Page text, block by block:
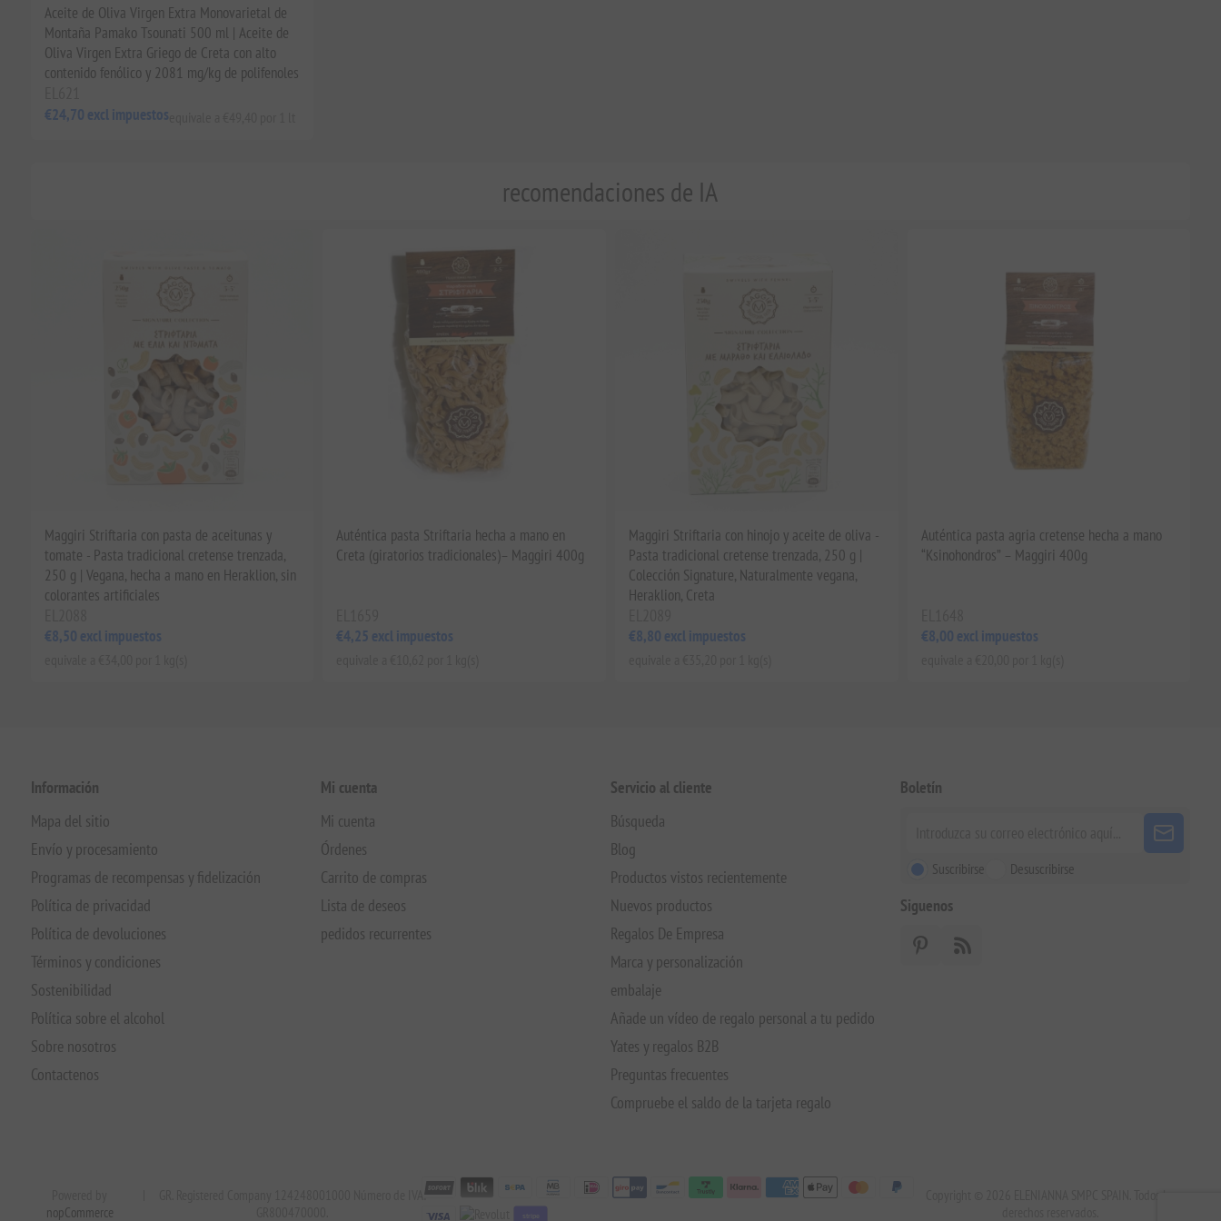
Aceite de Oliva Virgen Extra Monovarietal de
Montaña Pamako Tsounati 500 ml | Aceite de
Oliva Virgen Extra Griego de Creta con alto
contenido fenólico y 2081 mg/kg de polifenoles
€24,70 excl impuestos
recomendaciones de IA
Maggiri Striftaria con pasta de aceitunas y
tomate - Pasta tradicional cretense trenzada,
250 g | Vegana, hecha a mano en Heraklion, sin
colorantes artificiales
€8,50 excl impuestos
Auténtica pasta Striftaria hecha a mano en
Creta (giratorios tradicionales)– Maggiri 400g
€4,25 excl impuestos
Maggiri Striftaria con hinojo y aceite de oliva -
Pasta tradicional cretense trenzada, 250 g |
Colección Signature, Naturalmente vegana,
Heraklion, Creta
€8,80 excl impuestos
Auténtica pasta agria cretense hecha a mano
“Ksinohondros” – Maggiri 400g
€8,00 excl impuestos
Información
Mapa del sitio
Envío y procesamiento
Programas de recompensas y fidelización
Política de privacidad
Política de devoluciones
Términos y condiciones
Sostenibilidad
Política sobre el alcohol
Sobre nosotros
Contactenos
Mi cuenta
Mi cuenta
Órdenes
Carrito de compras
Lista de deseos
pedidos recurrentes
Servicio al cliente
Búsqueda
Blog
Productos vistos recientemente
Nuevos productos
Regalos De Empresa
Marca y personalización
embalaje
Añade un vídeo de regalo personal a tu pedido
Yates y regalos B2B
Preguntas frecuentes
Compruebe el saldo de la tarjeta regalo
Boletín
Suscribirse Desuscribirse
Siguenos
nopCommerce
GR. Registered Company 124248001000 Número de IVA: